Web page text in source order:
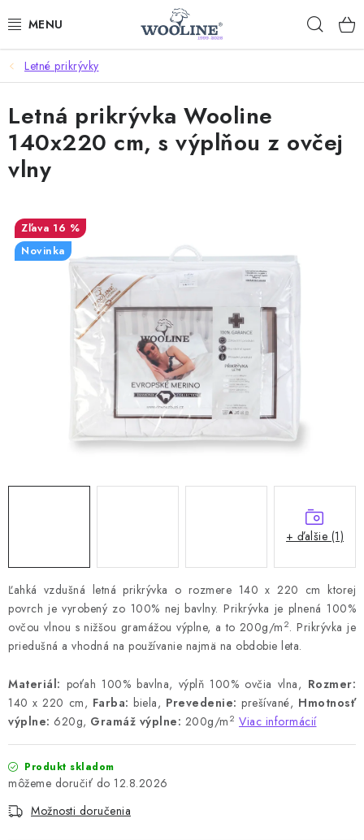
na
AKCIE
OBLEČENIE Z VLNY
OBUV
SAUNA A ZDRAVIE
Dodanie tovaru a ceny za doručenie
Hodnotenie obchodu
Odmeny pre našich zákazníkov Moja objednávka
Letné prikrývky
Ľahká vzdušná letná prikrývka o rozmere 140 x 220 cm ktorej
povrch je vyrobený zo 100% nej bavlny. Prikrývka je plnená 100%
ovčou vlnou s nižšou gramážou výplne, a to 200g/m 2. Prikrývka je
priedušná a vhodná na používanie najmä na obdobie leta.
Materiál: poťah 100% bavlna, výplň 100% ovčia vlna, Rozmer:
140 x 220 cm, Farba: biela, Prevedenie: prešívané, Hmotnosť
výplne: 620g, Gramáž výplne: 200g/m 2 Viac informácií
Produkt skladom
12.8.2026
Možnosti doručenia
Letná prikrývka Wooline
140x220 cm, s výplňou z ovčej
vlny
16 %
Novinka
+ ďalšie (1)